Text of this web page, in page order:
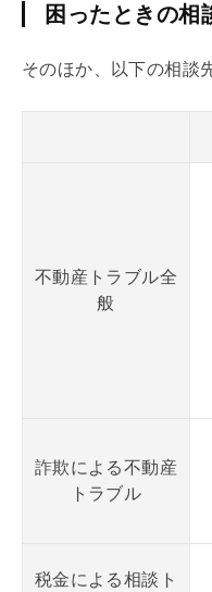
困ったときの相
そのほか、以下の相談
不動産トラブル全
般
詐欺による不動産
トラブル
税金による相談ト